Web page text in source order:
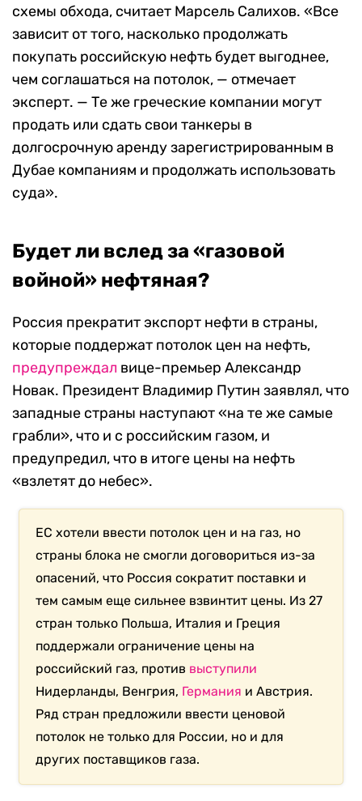
схемы обхода, считает Марсель Салихов. «Все
зависит от того, насколько продолжать
покупать российскую нефть будет выгоднее,
чем соглашаться на потолок, — отмечает
эксперт. — Те же греческие компании могут
продать или сдать свои танкеры в
долгосрочную аренду зарегистрированным в
Дубае компаниям и продолжать использовать
суда».
Будет ли вслед за «газовой
войной» нефтяная?
Россия прекратит экспорт нефти в страны,
которые поддержат потолок цен на нефть,
предупреждал вице-премьер Александр
Новак. Президент Владимир Путин заявлял, что
западные страны наступают «на те же самые
грабли», что и с российским газом, и
предупредил, что в итоге цены на нефть
«взлетят до небес».
ЕС хотели ввести потолок цен и на газ, но
страны блока не смогли договориться из-за
опасений, что Россия сократит поставки и
тем самым еще сильнее взвинтит цены. Из 27
странтолько Польша, Италия и Греция
поддержали ограничение цены на
российский газ, против выступили
Нидерланды, Венгрия, Германия и Австрия.
Ряд стран предложили ввести ценовой
потолок не только для России, но и для
других поставщиков газа.